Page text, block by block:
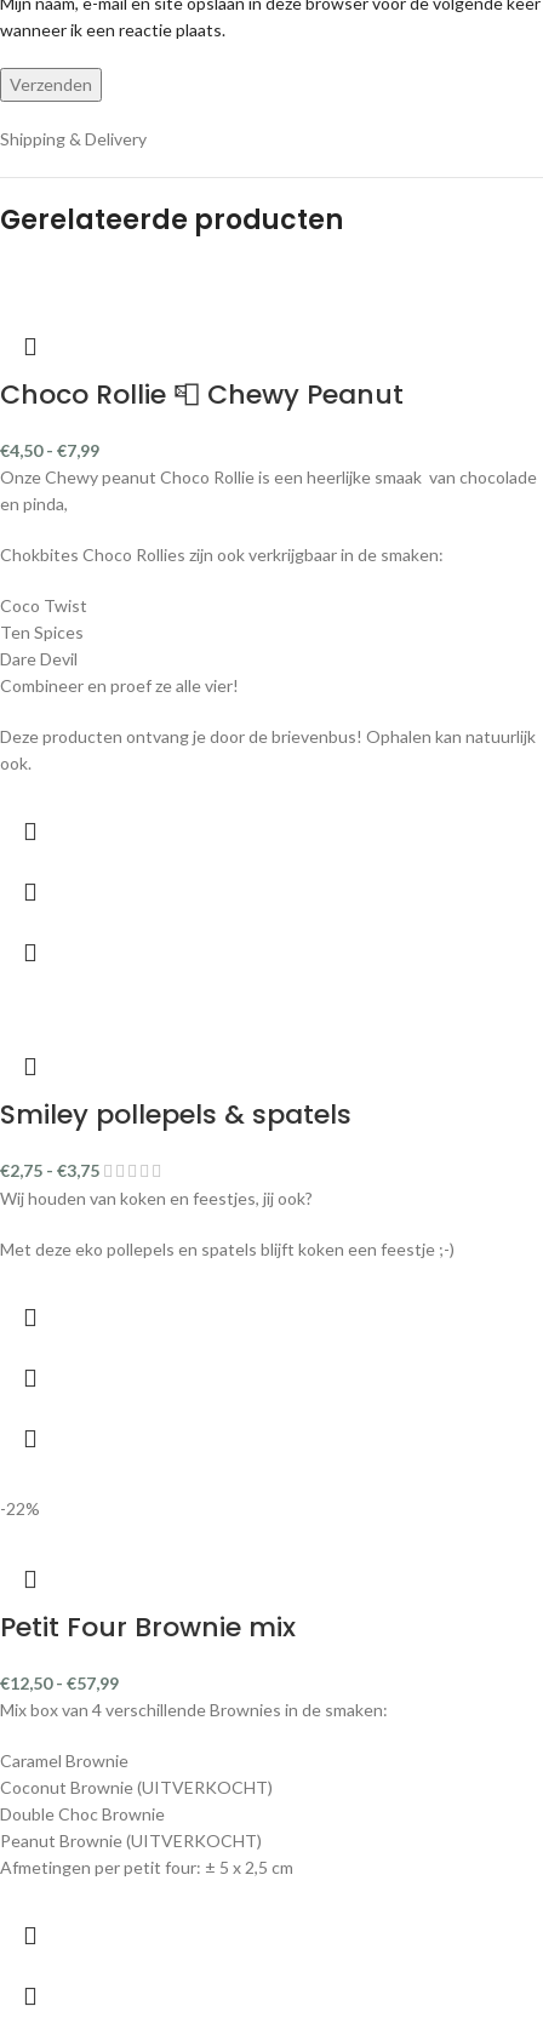
wanneer ik een reactie plaats.
Shipping & Delivery
Gerelateerde producten
Choco Rollie 📮 Chewy Peanut
€4,50 - €7,99
Onze Chewy peanut Choco Rollie is een heerlijke smaak van chocolade
en pinda,
Chokbites Choco Rollies zijn ook verkrijgbaar in de smaken:
Coco Twist
Ten Spices
Dare Devil
Combineer en proef ze alle vier!
Deze producten ontvang je door de brievenbus! Ophalen kan natuurlijk
ook.
Smiley pollepels & spatels
€2,75 - €3,75
Wij houden van koken en feestjes, jij ook?
Met deze eko pollepels en spatels blijft koken een feestje ;-)
-22%
Petit Four Brownie mix
€12,50 - €57,99
Mix box van 4 verschillende Brownies in de smaken:
Caramel Brownie
Coconut Brownie (UITVERKOCHT)
Double Choc Brownie
Peanut Brownie (UITVERKOCHT)
Afmetingen per petit four: ± 5 x 2,5 cm